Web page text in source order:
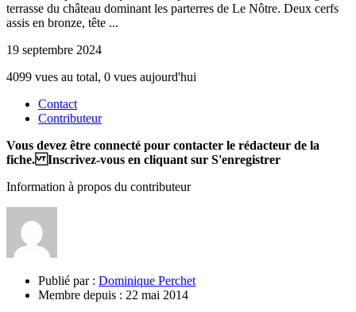
terrasse du château dominant les parterres de Le Nôtre. Deux cerfs
assis en bronze, tête ...
19 septembre 2024
4099 vues au total, 0 vues aujourd'hui
Contact
Contributeur
Vous devez être connecté pour contacter le rédacteur de la
fiche. Inscrivez-vous en cliquant sur S'enregistrer
Information à propos du contributeur
Publié par : Dominique Perchet
Membre depuis : 22 mai 2014